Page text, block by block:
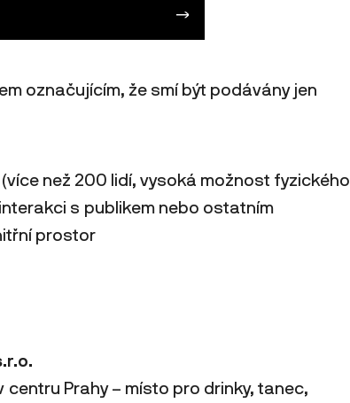
označujícím, že smí být podávány jen
než 200 lidí, vysoká možnost fyzického
s publikem nebo ostatním
prostor
centru Prahy – místo pro drinky, tanec,